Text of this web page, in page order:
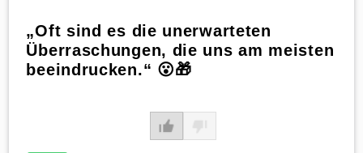
„Oft sind es die unerwarteten
Überraschungen, die uns am meisten
beeindrucken.“ 😮🎁